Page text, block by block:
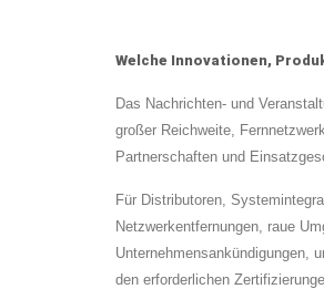
Welche Innovationen,
Das Nachrichten- und
großer Reichweite,
Partnerschaften und
Für Distributoren,
Netzwerkentfernungen, raue
Unternehmensankündigungen,
den erforderlichen